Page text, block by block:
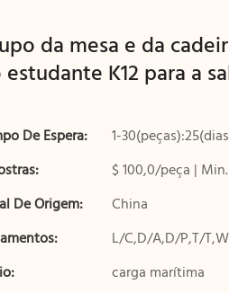
da mesa e da
K12 para a
De Espera:
1-
$ 100,0/peça |
De Origem:
China
L/C,D/A,D/P,T/
carga marítima